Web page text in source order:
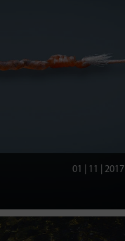
01 | 11 | 2017